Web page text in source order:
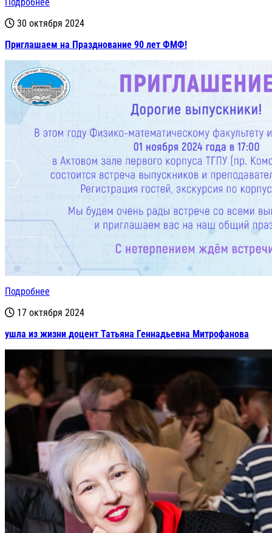
30 октября 2024
Приглашаем на Празднование 90 лет ФМФ!
Подробнее
17 октября 2024
ушла из жизни доцент Татьяна Геннадьевна Митрофанова